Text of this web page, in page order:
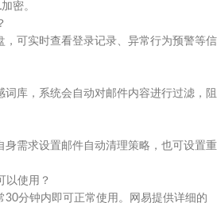
密。
，可实时查看登录记录、异常行为预警等信
库，系统会自动对邮件内容进行过滤，阻
身需求设置邮件自动清理策略，也可设置重
以使用？
30分钟内即可正常使用。网易提供详细的